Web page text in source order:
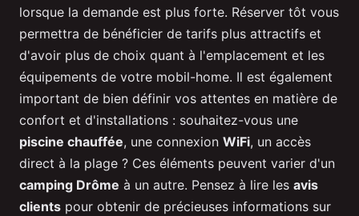
lorsque la demande est plus forte. Réserver tôt vous
permettra de bénéficier de tarifs plus attractifs et
d'avoir plus de choix quant à l'emplacement et les
équipements de votre mobil-home. Il est également
important de bien définir vos attentes en matière de
confort et d'installations : souhaitez-vous une
piscine chauffée, une connexion WiFi, un accès
direct à la plage ? Ces éléments peuvent varier d'un
camping Drôme à un autre. Pensez à lire les avis
clients pour obtenir de précieuses informations sur